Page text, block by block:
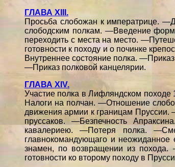
ГЛАВА XIII.
Просьба слобожан к императрице.
слободским полкам. —Введение
переходить с места на место.
готовности к походу и о починке
Внутреннее состояние полка.
—Приказ полковой канцелярии.
ГЛАВА XIV.
Участие полка в Лифляндском
Налоги на полчан. —Отношение
движения армии к границам
пруссаков. —Безпечность
кавалериею. —Потеря полка.
главнокомандующаго и
знамен, по возвращении из
готовности ко второму походу в